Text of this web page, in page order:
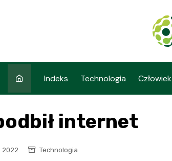
Indeks Technologia Człowiek
internet
2022 Technologia